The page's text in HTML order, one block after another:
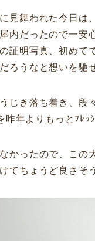
見舞われた今日は
内だったので一安
証明写真、初めて
ろうなと想いを馳
じき落ち着き、段
昨年よりもっとﾌﾚ
かったので、この
てちょうど良さそ